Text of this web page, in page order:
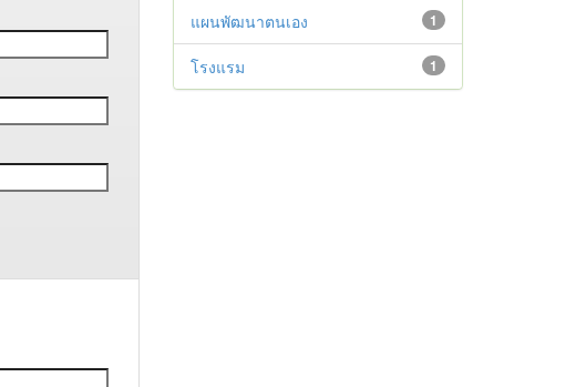
1
แผนพัฒนาตนเอง
1
โรงแรม